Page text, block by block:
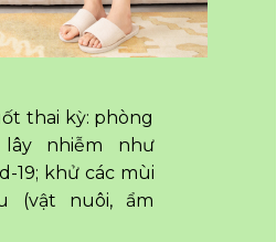
thai kỳ: phòng
nhiễm như
19; khử các mùi
(vật nuôi, ẩm